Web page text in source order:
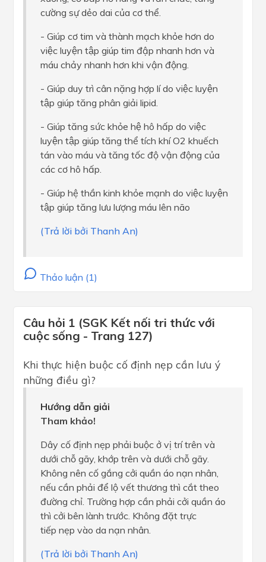
cường sự dẻo dai của cơ thể.
- Giúp cơ tim và thành mạch khỏe hơn do
việc luyện tập giúp tim đập nhanh hơn và
máu chảy nhanh hơn khi vận động.
- Giúp duy trì cân nặng hợp lí do việc luyện
tập giúp tăng phân giải lipid.
- Giúp tăng sức khỏe hệ hô hấp do việc
luyện tập giúp tăng thể tích khí O2 khuếch
tán vào máu và tăng tốc độ vận động của
các cơ hô hấp.
- Giúp hệ thần kinh khỏe mạnh do việc luyện
tập giúp tăng lưu lượng máu lên não
(Trả lời bởi Thanh An)
Thảo luận (1)
Câu hỏi 1 (SGK Kết nối tri thức với
cuộc sống - Trang 127)
Khi thực hiện buộc cố định nẹp cần lưu ý
những điều gì?
Hướng dẫn giải
Tham khảo!
Dây cố định nẹp phải buộc ở vị trí trên và
dưới chỗ gãy, khớp trên và dưới chỗ gãy.
Không nên cố gắng cởi quần áo nạn nhân,
nếu cần phải để lộ vết thương thì cắt theo
đường chỉ. Trường hợp cần phải cởi quần áo
thì cởi bên lành trước. Không đặt trực
tiếp nẹp vào da nạn nhân.
(Trả lời bởi Thanh An)